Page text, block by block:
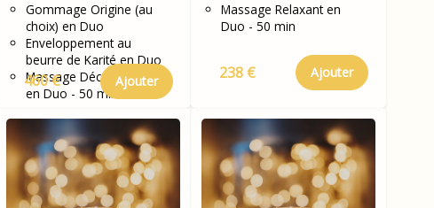
Gommage Origine (au
choix) en Duo
Enveloppement au
beurre de Karité en Duo
Massage Décontractant
en Duo - 50 min
460 € Ajouter
Massage Relaxant en
Duo - 50 min
238 € Ajouter